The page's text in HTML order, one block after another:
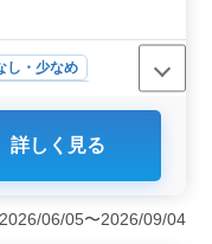
し・少なめ
募集＞ 長野県長野
は、整備士や検査
ています。この募
詳しく見る
06/05〜2026/09/04